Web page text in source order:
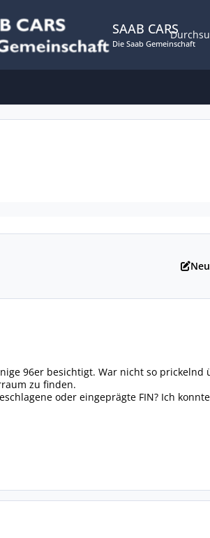
SAAB CARS
Die Saab Gemeinschaft
96er besichtigt. War nicht so prickelnd
zu finden.
oder eingeprägte FIN? Ich